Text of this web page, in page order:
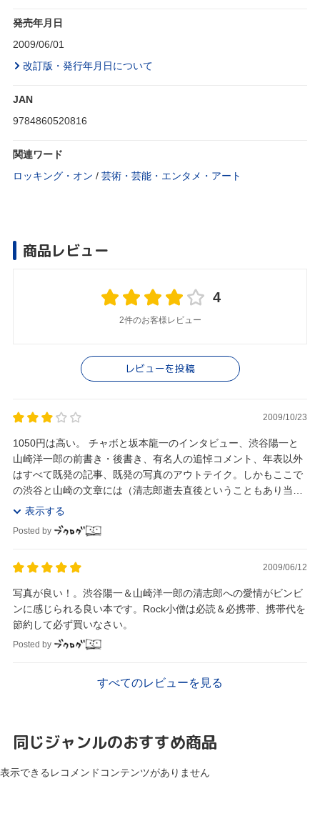
発売年月日
2009/06/01
改訂版・発行年月日について
JAN
9784860520816
関連ワード
ロッキング・オン / 芸術・芸能・エンタメ・アート
商品レビュー
4
2件のお客様レビュー
レビューを投稿
2009/10/23
1050円は高い。 チャボと坂本龍一のインタビュー、渋谷陽一と
山崎洋一郎の前書き・後書き、有名人の追悼コメント、年表以外
はすべて既発の記事、既発の写真のアウトテイク。しかもここで
の渋谷と山崎の文章には（清志郎逝去直後ということもあり当然
ながら）いつもの熱さを伝える気力がない。発...
表示する
Posted by
2009/06/12
写真が良い！。渋谷陽一＆山崎洋一郎の清志郎への愛情がビンビ
ンに感じられる良い本です。Rock小僧は必読＆必携帯、携帯代を
節約して必ず買いなさい。
Posted by
すべてのレビューを見る
同じジャンルのおすすめ商品
表示できるレコメンドコンテンツがありません